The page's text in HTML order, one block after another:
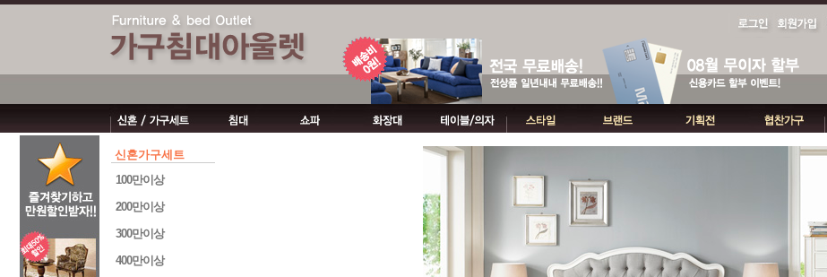
신혼가구세트
100만이상
200만이상
300만이상
400만이상